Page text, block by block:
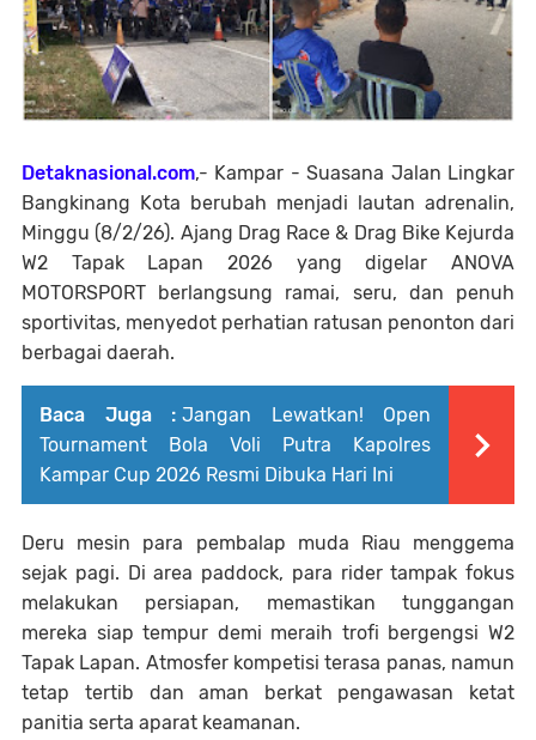
Detaknasional.com,- Kampar - Suasana Jalan Lingkar
Bangkinang Kota berubah menjadi lautan adrenalin,
Minggu (8/2/26). Ajang Drag Race & Drag Bike Kejurda
W2 Tapak Lapan 2026 yang digelar ANOVA
MOTORSPORT berlangsung ramai, seru, dan penuh
sportivitas, menyedot perhatian ratusan penonton dari
berbagai daerah.
Baca Juga : Jangan Lewatkan! Open
Tournament Bola Voli Putra Kapolres
Kampar Cup 2026 Resmi Dibuka Hari Ini
Deru mesin para pembalap muda Riau menggema
sejak pagi. Di area paddock, para rider tampak fokus
melakukan persiapan, memastikan tunggangan
mereka siap tempur demi meraih trofi bergengsi W2
Tapak Lapan. Atmosfer kompetisi terasa panas, namun
tetap tertib dan aman berkat pengawasan ketat
panitia serta aparat keamanan.